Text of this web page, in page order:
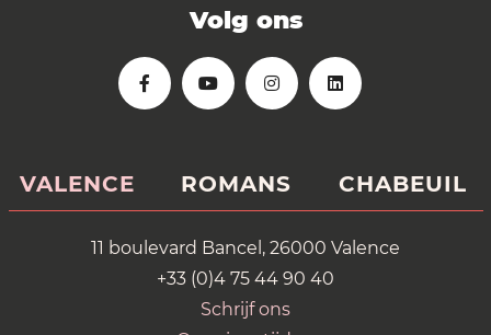
Volg ons
VALENCE ROMANS CHABEUIL
11 boulevard Bancel, 26000 Valence
+33 (0)4 75 44 90 40
Schrijf ons